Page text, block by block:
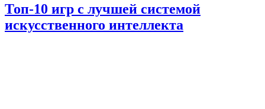
Топ-10 игр с лучшей системой
искусственного интеллекта